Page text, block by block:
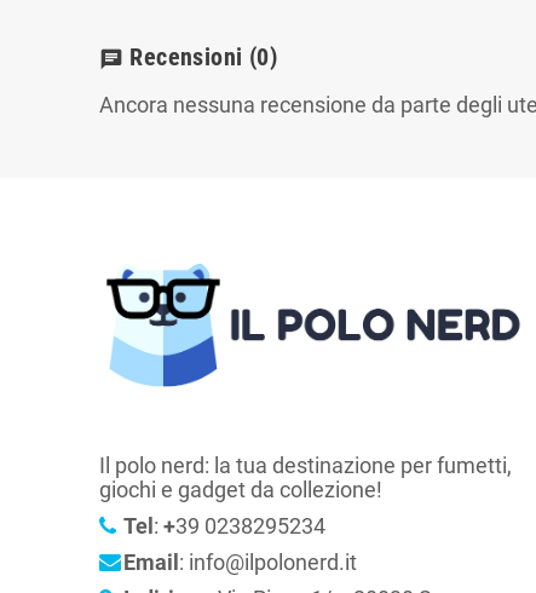
chat Recensioni (0)
Ancora nessuna recensione da parte degli
Il polo nerd: la tua destinazione per fumetti,
giochi e gadget da collezione!
Tel : +39 0238295234
Email : info@ilpolonerd.it